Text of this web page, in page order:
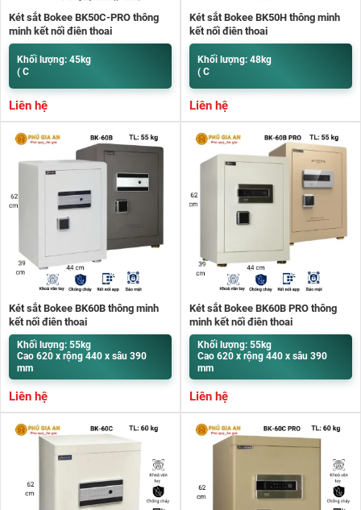
Két sắt Bokee BK50C-PRO thông
minh kết nối điện thoại
Khối lượng: 45kg
( C
Liên hệ
Két sắt Bokee BK50H thông minh
kết nối điện thoại
Khối lượng: 48kg
( C
Liên hệ
Két sắt Bokee BK60B thông minh
kết nối điện thoại
Khối lượng: 55kg
Cao 620 x rộng 440 x sâu 390
mm
Liên hệ
Két sắt Bokee BK60B PRO thông
minh kết nối điện thoại
Khối lượng: 55kg
Cao 620 x rộng 440 x sâu 390
mm
Liên hệ